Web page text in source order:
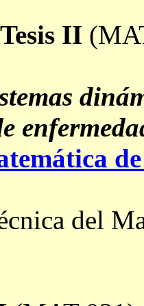
II
del